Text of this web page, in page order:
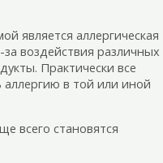
является аллергическая
воздействия различных
Практически все
в той или иной
всего становятся